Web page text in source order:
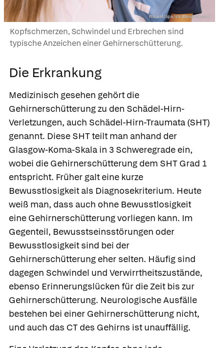
Rocketclips/shutterstock.com
Kopfschmerzen, Schwindel und Erbrechen sind
typische Anzeichen einer Gehirnerschütterung.
Die Erkrankung
Medizinisch gesehen gehört die
Gehirnerschütterung zu den Schädel-Hirn-
Verletzungen, auch Schädel-Hirn-Traumata (SHT)
genannt. Diese SHT teilt man anhand der
Glasgow-Koma-Skala in 3 Schweregrade ein,
wobei die Gehirnerschütterung dem SHT Grad 1
entspricht. Früher galt eine kurze
Bewusstlosigkeit als Diagnosekriterium. Heute
weiß man, dass auch ohne Bewusstlosigkeit
eine Gehirnerschütterung vorliegen kann. Im
Gegenteil, Bewusstseinsstörungen oder
Bewusstlosigkeit sind bei der
Gehirnerschütterung eher selten. Häufig sind
dagegen Schwindel und Verwirrtheitszustände,
ebenso Erinnerungslücken für die Zeit bis zur
Gehirnerschütterung. Neurologische Ausfälle
bestehen bei einer Gehirnerschütterung nicht,
und auch das CT des Gehirns ist unauffällig.